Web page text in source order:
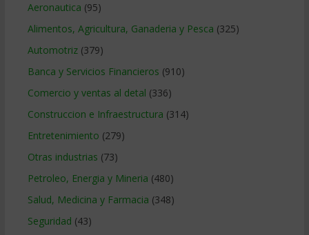
Aeronautica (95)
Alimentos, Agricultura, Ganaderia y Pesca (325)
Automotriz(379)
Banca y Servicios Financieros (910)
Comercio y ventas al detal (336)
Construccion e Infraestructura (314)
Entretenimiento (279)
Otras industrias (73)
Petroleo, Energia y Mineria (480)
Salud, Medicina y Farmacia (348)
Seguridad (43)